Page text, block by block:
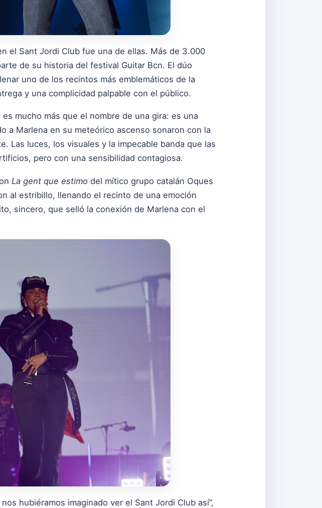
el Sant Jordi Club fue una de ellas. Más de 3.000
de su historia del festival Guitar Bcn. El dúo
uno de los recintos más emblemáticos de la
y una complicidad palpable con el público.
es mucho más que el nombre de una gira: es una
a Marlena en su meteórico ascenso sonaron con la
Las luces, los visuales y la impecable banda que las
pero con una sensibilidad contagiosa.
La gent que estimo del mítico grupo catalán Oques
al estribillo, llenando el recinto de una emoción
sincero, que selló la conexión de Marlena con el
hubiéramos imaginado ver el Sant Jordi Club así”,